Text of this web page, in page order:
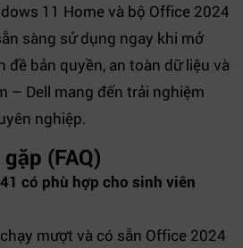
11 Home và bộ Office 2024
sàng sử dụng ngay khi mở
đề bản quyền, an toàn dữ liệu và
– Dell mang đến trải nghiệm
nghiệp.
(FAQ)
có phù hợp cho sinh viên
mượt và có sẵn Office 2024